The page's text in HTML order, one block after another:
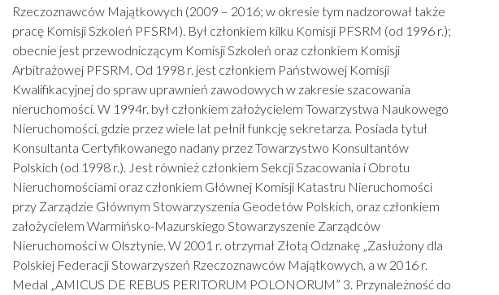
Rzeczoznawców Majątkowych (2009 – 2016; w okresie tym nadzorował także
pracę Komisji Szkoleń PFSRM). Był członkiem kilku Komisji PFSRM (od 1996 r.);
obecnie jest przewodniczącym Komisji Szkoleń oraz członkiem Komisji
Arbitrażowej PFSRM. Od 1998 r. jest członkiem Państwowej Komisji
Kwalifikacyjnej do spraw uprawnień zawodowych w zakresie szacowania
nieruchomości. W 1994r. był członkiem założycielem Towarzystwa Naukowego
Nieruchomości, gdzie przez wiele lat pełnił funkcję sekretarza. Posiada tytuł
Konsultanta Certyfikowanego nadany przez Towarzystwo Konsultantów
Polskich (od 1998 r.). Jest również członkiem Sekcji Szacowania i Obrotu
Nieruchomościami oraz członkiem Głównej Komisji Katastru Nieruchomości
przy Zarządzie Głównym Stowarzyszenia Geodetów Polskich, oraz członkiem
założycielem Warmińsko-Mazurskiego Stowarzyszenie Zarządców
Nieruchomości w Olsztynie. W 2001 r. otrzymał Złotą Odznakę „Zasłużony dla
Polskiej Federacji Stowarzyszeń Rzeczoznawców Majątkowych, a w 2016 r.
Medal „AMICUS DE REBUS PERITORUM POLONORUM” 3. Przynależność do